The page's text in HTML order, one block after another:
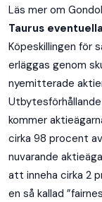
Läs mer om
Taurus
Köpeskillingen för
erläggas genom
nyemitterade
kommer
cirka 98 procent
nuvarande
att inneha cirka 2
en så kallad